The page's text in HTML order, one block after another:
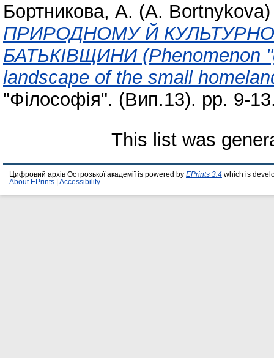
Бортникова, А. (A. Bortnykova)
ПРИРОДНОМУ Й
БАТЬКІВЩИНИ (Phenomenon
landscape of the small
"Філософія". (Вип.13). pp. 9-
This list was
Цифровий архів Острозької академії is powered by EPrints 3.4 which is
About EPrints
Accessibility